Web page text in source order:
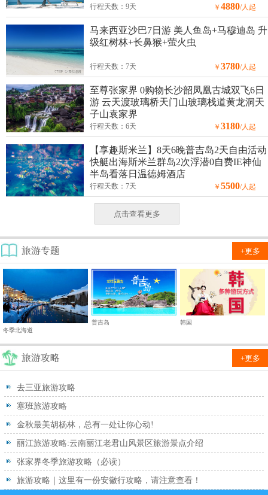
行程天数：9天 ￥ 4880/人起
马来西亚沙巴7日游 美人鱼岛+马穆迪岛 升
级红树林+长鼻猴+萤火虫
行程天数：7天 ￥ 3780/人起
至尊张家界 0购物长沙韶凤凰古城双飞6日
游 云天渡玻璃桥天门山玻璃栈道黄龙洞天
子山袁家界
行程天数：6天 ￥ 3180/人起
【享趣斯米兰】8天6晚普吉岛2天自由活动
快艇出海斯米兰群岛2次浮潜0自费IE神仙
半岛看落日温德姆酒店
行程天数：7天 ￥ 5500/人起
点击查看更多
旅游专题 +更多
冬季北海道
普吉岛 韩国
旅游攻略 +更多
去三亚旅游攻略
塞班旅游攻略
金秋最美胡杨林，总有一处让你心动!
丽江旅游攻略:云南丽江老君山风景区旅游景点介绍
张家界冬季旅游攻略（必读）
旅游攻略｜这里有一份安徽行攻略，请注意查看！